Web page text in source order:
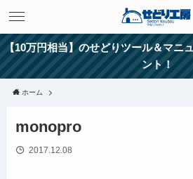
【10万円相当】のせどりツール＆マニ
ント！
ホーム
monopro
2017.12.08